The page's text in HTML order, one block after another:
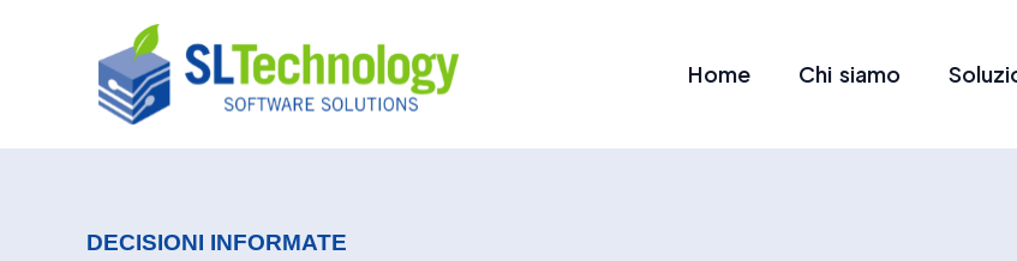
Home Chi siamo
DECISIONI INFORMATE